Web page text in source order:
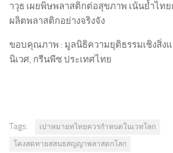
าวุธ เผยพิษพลาสติกต่อสุขภาพ เน้นย้ำไท
ผลิตพลาสติกอย่างจริงจัง
ขอบคุณภาพ : มูลนิธิความยุติธรรมเชิงสิ่ง
นิเวศ, กรีนพีซ ประเทศไทย
Tags:
เปาหมายทไทยควรกำหนดในเวทโลก
โคงสดทายสสนธสญญาพลาสตกโลก